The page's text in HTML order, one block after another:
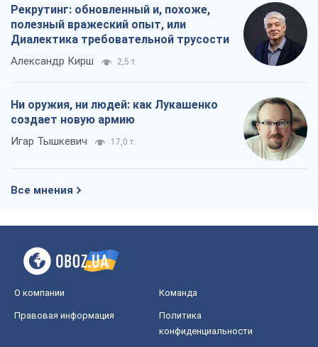
Рекрутинг: обновленный и, похоже,
полезный вражеский опыт, или
Диалектика требовательной трусости
Александр Кирш 2,5 т.
Ни оружия, ни людей: как Лукашенко
создает новую армию
Игар Тышкевич 17,0 т.
Все мнения
О компании Команда
Правовая информация
Политика
конфиденциальности